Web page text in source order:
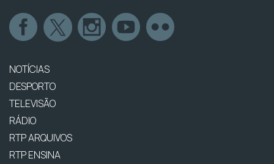
NOTÍCIAS
DESPORTO
TELEVISÃO
RÁDIO
RTP ARQUIVOS
RTP ENSINA